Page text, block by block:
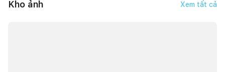
Kho ảnh Xem tất cả